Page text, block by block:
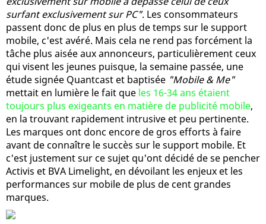
surfant exclusivement sur PC". Les consommateurs
passent donc de plus en plus de temps sur le support
mobile, c'est avéré. Mais cela ne rend pas forcément la
tâche plus aisée aux annonceurs, particulièrement ceux
qui visent les jeunes puisque, la semaine passée, une
étude signée Quantcast et baptisée "Mobile & Me"
mettait en lumière le fait que les 16-34 ans étaient
toujours plus exigeants en matière de publicité mobile,
en la trouvant rapidement intrusive et peu pertinente.
Les marques ont donc encore de gros efforts à faire
avant de connaître le succès sur le support mobile. Et
c'est justement sur ce sujet qu'ont décidé de se pencher
Activis et BVA Limelight, en dévoilant les enjeux et les
performances sur mobile de plus de cent grandes
marques.